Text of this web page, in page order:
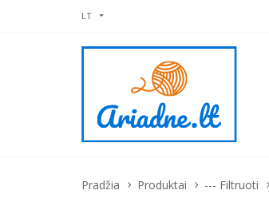
LT
Pradžia Produktai --- Filtruoti